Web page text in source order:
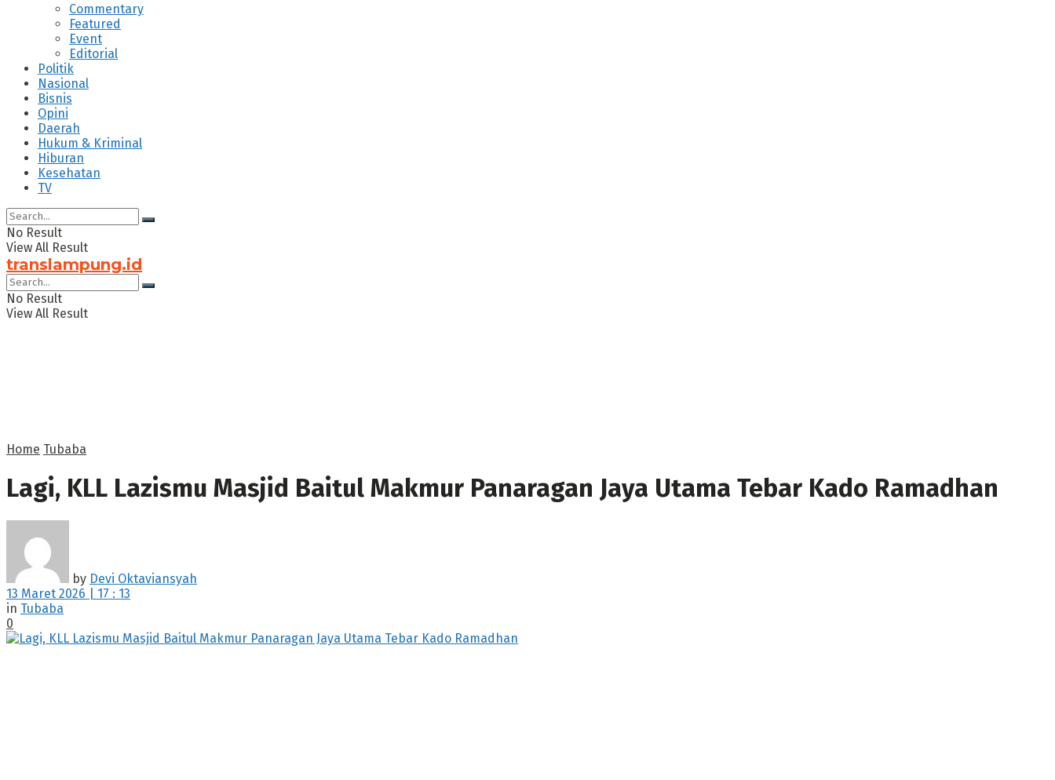
Commentary
Featured
Event
Editorial
Politik
Nasional
Bisnis
Opini
Daerah
Hukum & Kriminal
Hiburan
Kesehatan
TV
No Result
View All Result
translampung.id
No Result
View All Result
Home Tubaba
Lagi, KLL Lazismu Masjid Baitul Makmur Panaragan Jaya Utama Tebar Kado Ramadhan
by Devi Oktaviansyah
13 Maret 2026 | 17 : 13
in Tubaba
0